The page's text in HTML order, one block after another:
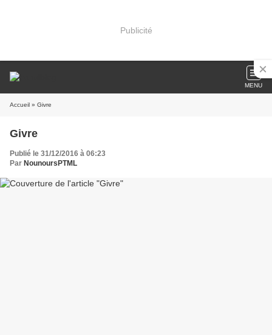
Publicité
MENU
Accueil » Givre
Givre
Publié le 31/12/2016 à 06:23
Par NounoursPTML